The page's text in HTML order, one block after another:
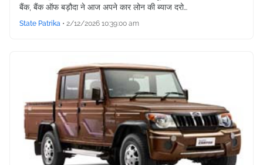
बैंक, बैंक ऑफ बड़ौदा ने आज अपने कार लोन की ब्याज दरो…
State Patrika • 2/12/2026 10:39:00 am